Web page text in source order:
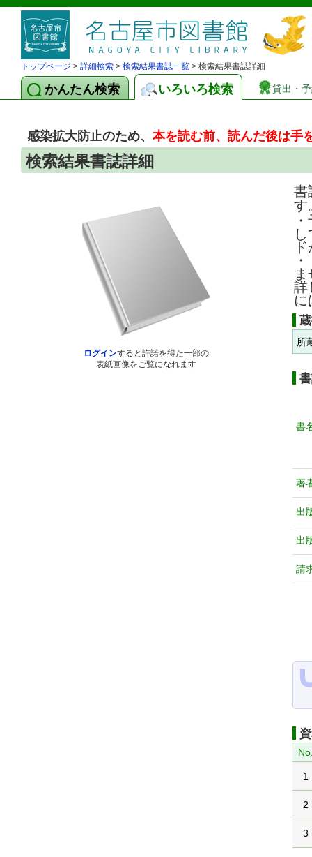
トップページ > 詳細検索 > 検索結果書誌一覧 > 検索結果書誌詳細
かんたん検索 いろいろ検索 貸出・
感染拡大防止のため、本を読む前、読んだ後は手
検索結果書誌詳細
ログインすると許諾を得た一部の
表紙画像をご覧になれます
書
す
詳
に
所
書
著
出
出
請
1
2
3